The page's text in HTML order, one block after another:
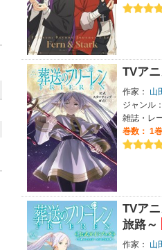
TVア
作家： 山
ジャンル：
雑誌・レ
巻数： 1巻
TVア
旅路～
作家： 山